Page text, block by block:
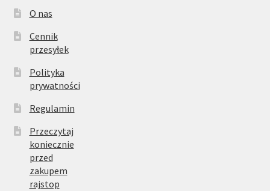
O nas
Cennik
przesyłek
Polityka
prywatności
Regulamin
Przeczytaj
koniecznie
przed
zakupem
rajstop